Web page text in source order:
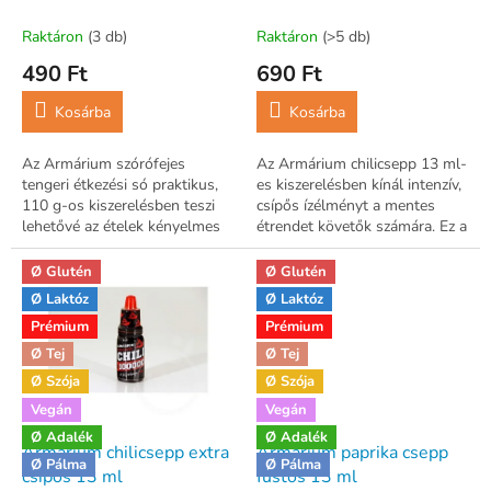
Raktáron (3 db)
490 Ft
Kosárba
Az Armárium szórófejes
tengeri étkezési só praktikus,
110 g-os kiszerelésben teszi
lehetővé az ételek kényelmes
és precíz ízesítését.
Raktáron (>5 db)
690 Ft
Kosárba
Az Armárium chilicsepp 13 ml-
es kiszerelésben kínál intenzív,
csípős ízélményt a mentes
étrendet követők számára. Ez a
koncentrált ételízesítő ideális
választás azoknak, akik...
Ø Glutén
Ø Laktóz
Prémium
Ø Tej
Ø Szója
Vegán
Ø Adalék
Ø Pálma
Armárium chilicsepp extra
csípős 13 ml
Ø Glutén
Ø Laktóz
Prémium
Ø Tej
Ø Szója
Vegán
Ø Adalék
Ø Pálma
Armárium paprika csepp
füstös 13 ml